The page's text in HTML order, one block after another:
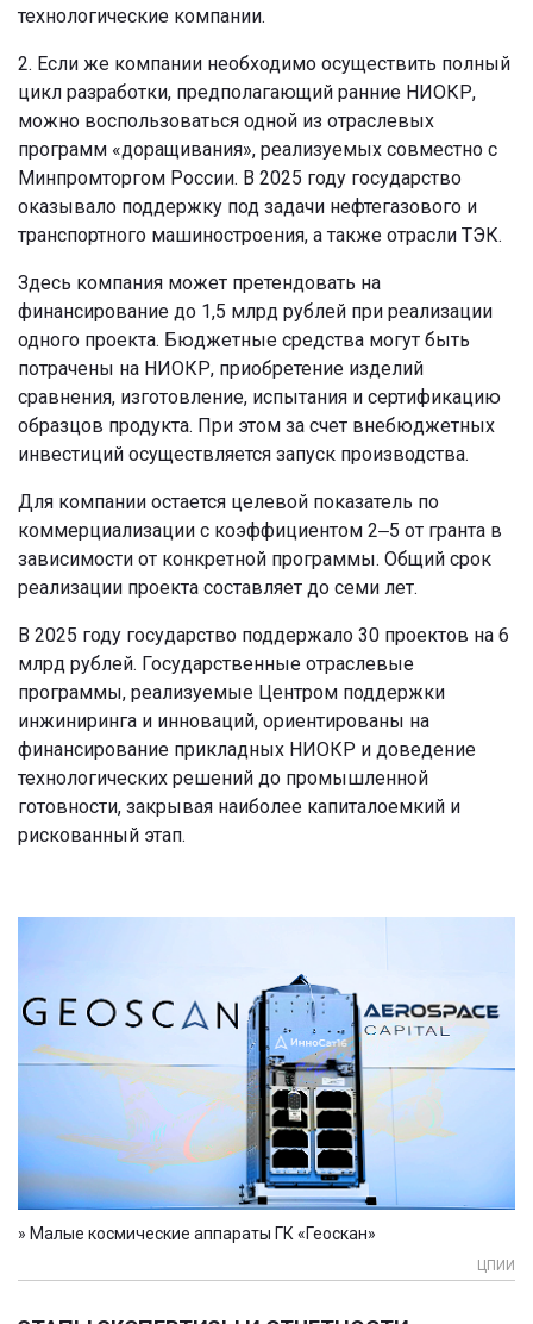
технологические компании.
2. Если же компании необходимо осуществить полный
цикл разработки, предполагающий ранние НИОКР,
можно воспользоваться одной из отраслевых
программ «доращивания», реализуемых совместно с
Минпромторгом России. В 2025 году государство
оказывало поддержку под задачи нефтегазового и
транспортного машиностроения, а также отрасли ТЭК.
Здесь компания может претендовать на
финансирование до 1,5 млрд рублей при реализации
одного проекта. Бюджетные средства могут быть
потрачены на НИОКР, приобретение изделий
сравнения, изготовление, испытания и сертификацию
образцов продукта. При этом за счет внебюджетных
инвестиций осуществляется запуск производства.
Для компании остается целевой показатель по
коммерциализации с коэффициентом 2‒5 от гранта в
зависимости от конкретной программы. Общий срок
реализации проекта составляет до семи лет.
В 2025 году государство поддержало 30 проектов на 6
млрд рублей. Государственные отраслевые
программы, реализуемые Центром поддержки
инжиниринга и инноваций, ориентированы на
финансирование прикладных НИОКР и доведение
технологических решений до промышленной
готовности, закрывая наиболее капиталоемкий и
рискованный этап.
» Малые космические аппараты ГК «Геоскан»
ЦПИИ